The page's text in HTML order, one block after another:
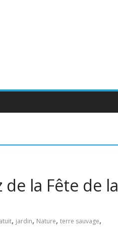
la Fête de la
, jardin, Nature, terre sauvage,